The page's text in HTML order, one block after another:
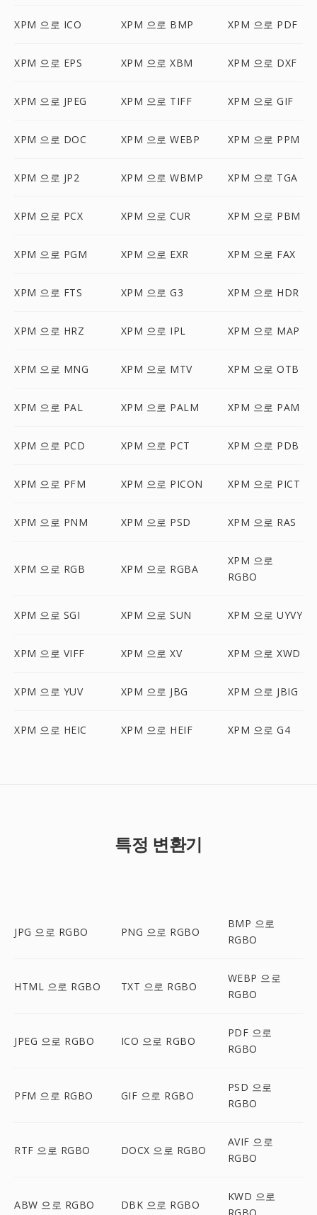
XPM 으로 ICO XPM 으로 BMP XPM 으로 PDF
XPM 으로 EPS XPM 으로 XBM XPM 으로 DXF
XPM 으로 JPEG XPM 으로 TIFF XPM 으로 GIF
XPM 으로 DOC XPM 으로 WEBP XPM 으로 PPM
XPM 으로 JP2 XPM 으로 WBMP XPM 으로 TGA
XPM 으로 PCX XPM 으로 CUR XPM 으로 PBM
XPM 으로 PGM XPM 으로 EXR XPM 으로 FAX
XPM 으로 FTS XPM 으로 G3 XPM 으로 HDR
XPM 으로 HRZ XPM 으로 IPL XPM 으로 MAP
XPM 으로 MNG XPM 으로 MTV XPM 으로 OTB
XPM 으로 PAL XPM 으로 PALM XPM 으로 PAM
XPM 으로 PCD XPM 으로 PCT XPM 으로 PDB
XPM 으로 PFM XPM 으로 PICON XPM 으로 PICT
XPM 으로 PNM XPM 으로 PSD XPM 으로 RAS
XPM 으로 RGB XPM 으로 RGBA
XPM 으로
RGBO
XPM 으로 SGI XPM 으로 SUN XPM 으로 UYVY
XPM 으로 VIFF XPM 으로 XV XPM 으로 XWD
XPM 으로 YUV XPM 으로 JBG XPM 으로 JBIG
XPM 으로 HEIC XPM 으로 HEIF XPM 으로 G4
특정 변환기
JPG 으로 RGBO PNG 으로 RGBO
BMP 으로
RGBO
HTML 으로 RGBO TXT 으로 RGBO
WEBP 으로
RGBO
JPEG 으로 RGBO ICO 으로 RGBO
PDF 으로
RGBO
PFM 으로 RGBO GIF 으로 RGBO
PSD 으로
RGBO
RTF 으로 RGBO DOCX 으로 RGBO
AVIF 으로
RGBO
ABW 으로 RGBO DBK 으로 RGBO
KWD 으로